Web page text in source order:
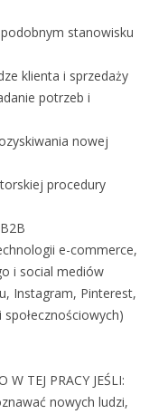
stanowisku
klienta i sprzedaży
potrzeb i
nowej
procedury
e-commerce,
i social mediów
Instagram, Pinterest,
TEJ PRACY JEŚLI:
nowych ludzi,